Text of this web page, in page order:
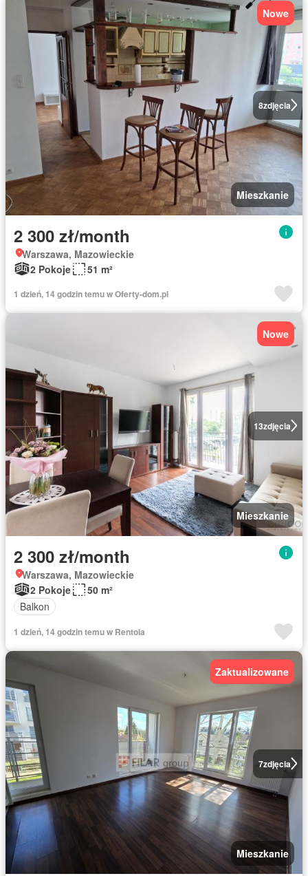
8zdjęcia
Nowe
Mieszkanie
2 300 zł/month
Warszawa, Mazowieckie
2 Pokoje
51 m²
1 dzień, 14 godzin temu w Oferty-dom.pl
13zdjęcia
Nowe
Mieszkanie
2 300 zł/month
Warszawa, Mazowieckie
2 Pokoje
50 m²
Balkon
1 dzień, 14 godzin temu w Rentola
7zdjęcia
Zaktualizowane
Mieszkanie